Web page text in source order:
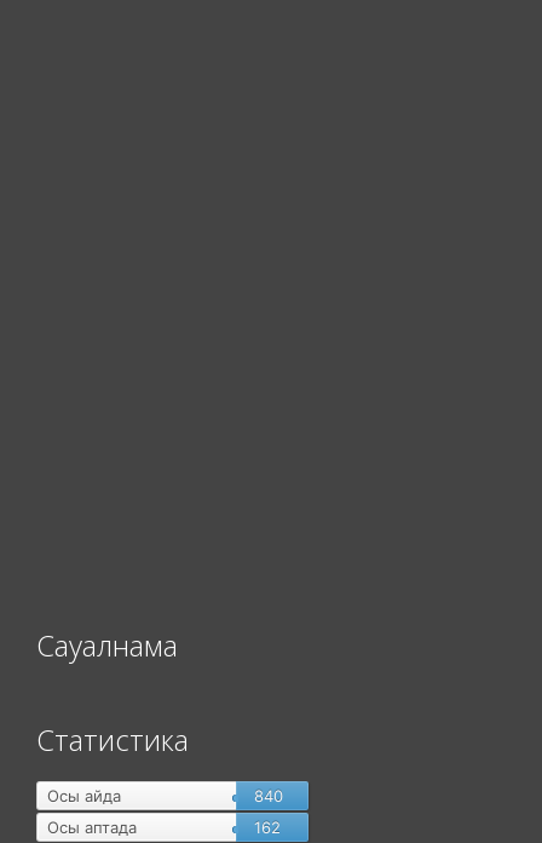
Сауалнама
Статистика
Осы айда
840
Осы аптада
162